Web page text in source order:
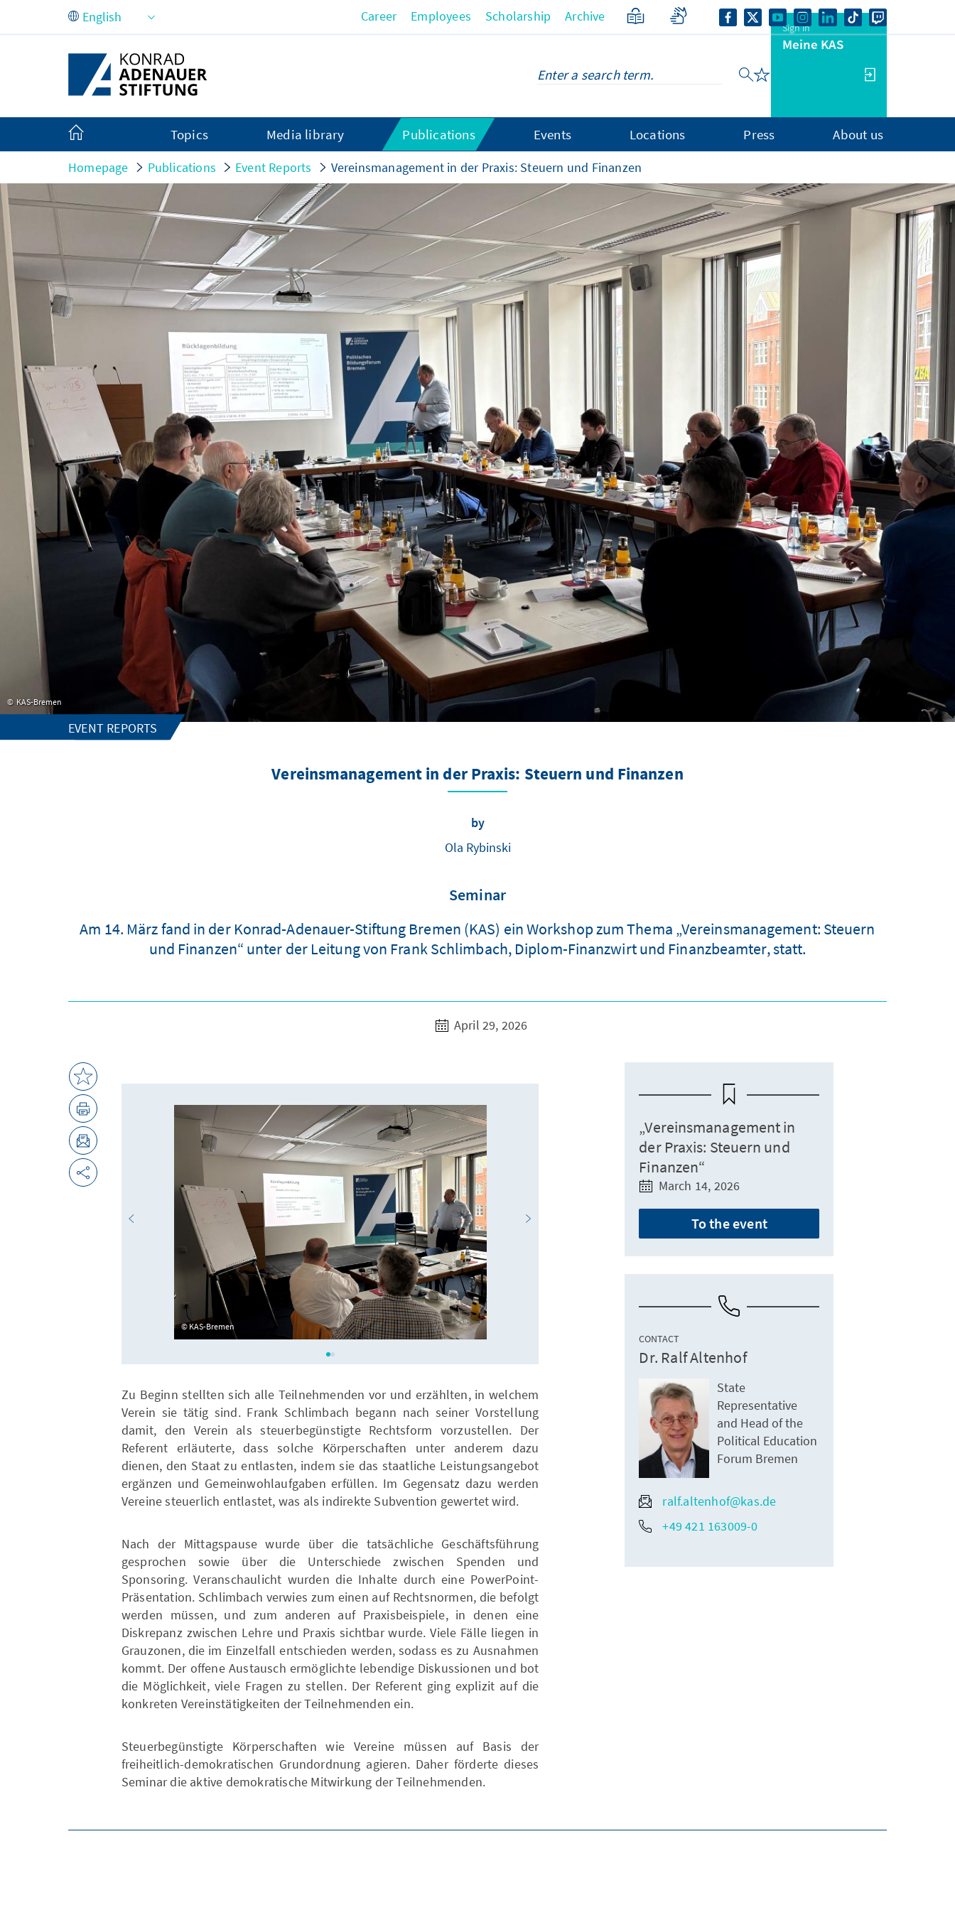
Skip to Main Content Career Employees Scholarship Archive
Sign in
Meine KAS
Topics Media library Publications Events Locations Press About us
Homepage Publications Event Reports Vereinsmanagement in der Praxis: Steuern und Finanzen
KAS-Bremen
EVENT REPORTS
Vereinsmanagement in der Praxis: Steuern und Finanzen
by
Ola Rybinski
Seminar
Am 14. März fand in der Konrad-Adenauer-Stiftung Bremen (KAS) ein Workshop zum Thema „Vereinsmanagement: Steuern
und Finanzen“ unter der Leitung von Frank Schlimbach, Diplom-Finanzwirt und Finanzbeamter, statt.
April 29, 2026
KAS-Bremen
Zu Beginn stellten sich alle Teilnehmenden vor und erzählten, in welchem
Verein sie tätig sind. Frank Schlimbach begann nach seiner Vorstellung
damit, den Verein als steuerbegünstigte Rechtsform vorzustellen. Der
Referent erläuterte, dass solche Körperschaften unter anderem dazu
dienen, den Staat zu entlasten, indem sie das staatliche Leistungsangebot
ergänzen und Gemeinwohlaufgaben erfüllen. Im Gegensatz dazu werden
Vereine steuerlich entlastet, was als indirekte Subvention gewertet wird.
Nach der Mittagspause wurde über die tatsächliche Geschäftsführung
gesprochen sowie über die Unterschiede zwischen Spenden und
Sponsoring. Veranschaulicht wurden die Inhalte durch eine PowerPoint-
Präsentation. Schlimbach verwies zum einen auf Rechtsnormen, die befolgt
werden müssen, und zum anderen auf Praxisbeispiele, in denen eine
Diskrepanz zwischen Lehre und Praxis sichtbar wurde. Viele Fälle liegen in
Grauzonen, die im Einzelfall entschieden werden, sodass es zu Ausnahmen
kommt. Der offene Austausch ermöglichte lebendige Diskussionen und bot
die Möglichkeit, viele Fragen zu stellen. Der Referent ging explizit auf die
konkreten Vereinstätigkeiten der Teilnehmenden ein.
Steuerbegünstigte Körperschaften wie Vereine müssen auf Basis der
freiheitlich-demokratischen Grundordnung agieren. Daher förderte dieses
Seminar die aktive demokratische Mitwirkung der Teilnehmenden.
„Vereinsmanagement in
der Praxis: Steuern und
Finanzen“
March 14, 2026
To the event
CONTACT
Dr. Ralf Altenhof
State
Representative
and Head of the
Political Education
Forum Bremen
ralf.altenhof@kas.de
+49 421 163009-0